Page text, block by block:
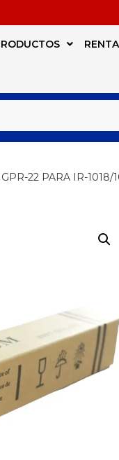
RENTA
22 PARA IR-1018/